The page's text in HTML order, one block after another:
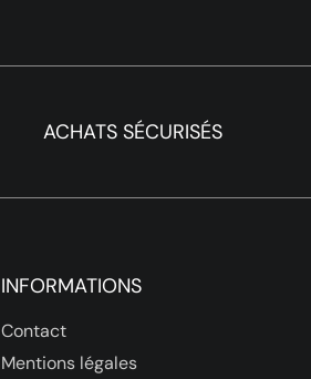
ACHATS SÉCURISÉS
INFORMATIONS
Contact
Mentions légales